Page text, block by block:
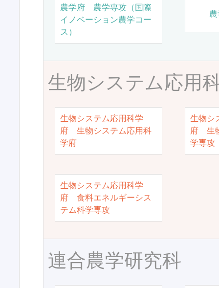
農学府 農学専攻（国際
イノベーション農学コー
ス）
生物システム応用
生物システム応用科学
府 生物システム応用科
学府
生物シ
府 生
学専攻
生物システム応用科学
府 食料エネルギーシス
テム科学専攻
連合農学研究科